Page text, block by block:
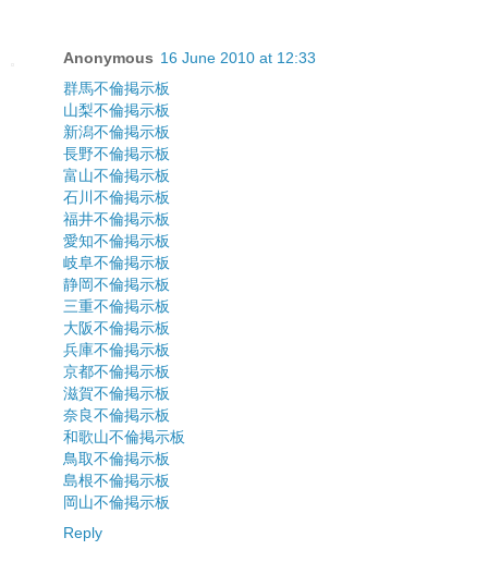
Anonymous 16 June 2010 at 12:33
群馬不倫掲示板
山梨不倫掲示板
新潟不倫掲示板
長野不倫掲示板
富山不倫掲示板
石川不倫掲示板
福井不倫掲示板
愛知不倫掲示板
岐阜不倫掲示板
静岡不倫掲示板
三重不倫掲示板
大阪不倫掲示板
兵庫不倫掲示板
京都不倫掲示板
滋賀不倫掲示板
奈良不倫掲示板
和歌山不倫掲示板
鳥取不倫掲示板
島根不倫掲示板
岡山不倫掲示板
Reply